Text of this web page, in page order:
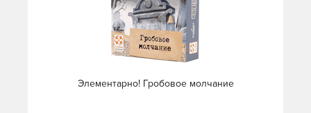
Элементарно! Гробовое молчание